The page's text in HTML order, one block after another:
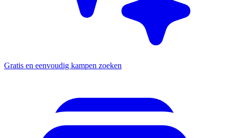
Gratis en eenvoudig kampen zoeken